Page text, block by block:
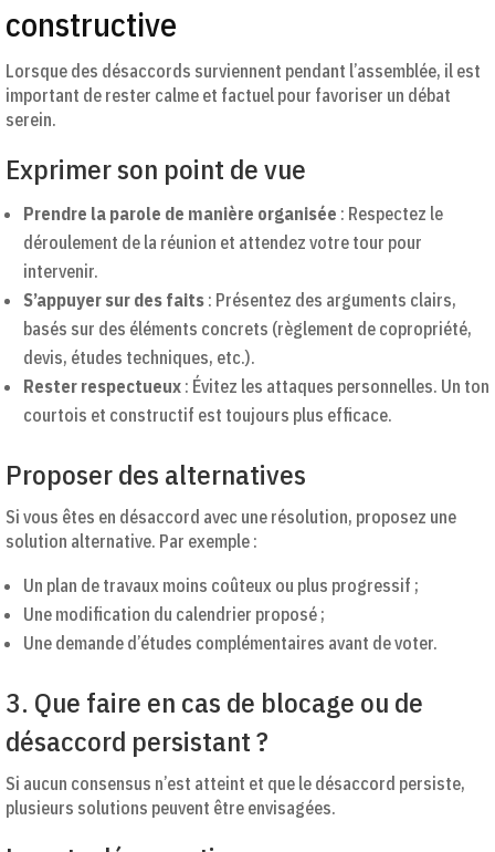
constructive
Lorsque des désaccords surviennent pendant l’assemblée, il est
important de rester calme et factuel pour favoriser un débat
serein.
Exprimer son point de vue
Prendre la parole de manière organisée : Respectez le
déroulement de la réunion et attendez votre tour pour
intervenir.
S’appuyer sur des faits : Présentez des arguments clairs,
basés sur des éléments concrets (règlement de copropriété,
devis, études techniques, etc.).
Rester respectueux : Évitez les attaques personnelles. Un ton
courtois et constructif est toujours plus efficace.
Proposer des alternatives
Si vous êtes en désaccord avec une résolution, proposez une
solution alternative. Par exemple :
Un plan de travaux moins coûteux ou plus progressif ;
Une modification du calendrier proposé ;
Une demande d’études complémentaires avant de voter.
3. Que faire en cas de blocage ou de
désaccord persistant ?
Si aucun consensus n’est atteint et que le désaccord persiste,
plusieurs solutions peuvent être envisagées.